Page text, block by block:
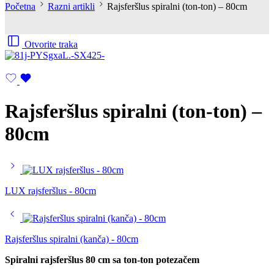
Početna Razni artikli Rajsferšlus spiralni (ton-ton) – 80cm
Otvorite traka
Rajsferšlus spiralni (ton-ton) –
80cm
LUX rajsferšlus - 80cm
Rajsferšlus spiralni (kanča) - 80cm
Spiralni rajsferšlus 80 cm sa ton-ton potezačem